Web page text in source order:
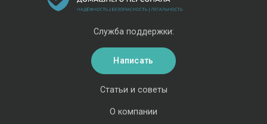
Статьи и советы
О компании
Служба поддержки:
Написать